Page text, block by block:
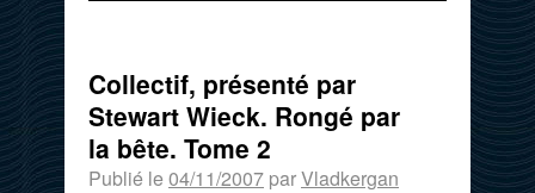
Collectif, présenté par
Stewart Wieck. Rongé par
la bête. Tome 2
Publié le 04/11/2007 parVladkergan